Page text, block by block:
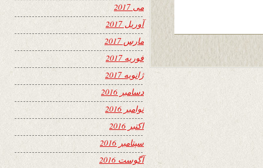
می 2017
آوریل 2017
مارس 2017
فوریه 2017
ژانویه 2017
دسامبر 2016
نوامبر 2016
اکتبر 2016
سپتامبر 2016
آگوست 2016